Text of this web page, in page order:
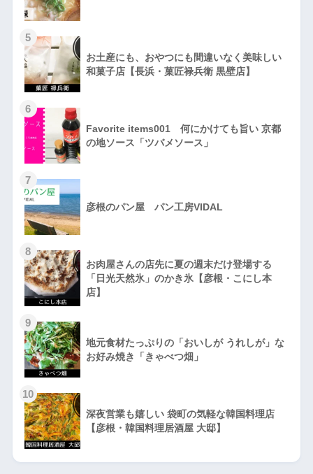
5
お土産にも、おやつにも間違いなく美味しい
和菓子店【長浜・菓匠禄兵衛 黒壁店】
6
Favorite items001 何にかけても旨い 京都
の地ソース「ツバメソース」
7
彦根のパン屋 パン工房VIDAL
8
お肉屋さんの店先に夏の週末だけ登場する
「日光天然氷」のかき氷【彦根・こにし本
店】
9
地元食材たっぷりの「おいしが うれしが」な
お好み焼き「きゃべつ畑」
10
深夜営業も嬉しい 袋町の気軽な韓国料理店
【彦根・韓国料理居酒屋 大邸】